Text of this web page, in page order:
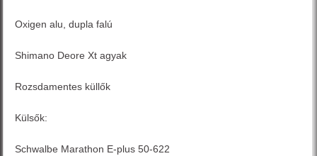
Oxigen alu, dupla falú
Shimano Deore Xt agyak
Rozsdamentes küllők
Külsők:
Schwalbe Marathon E-plus 50-622